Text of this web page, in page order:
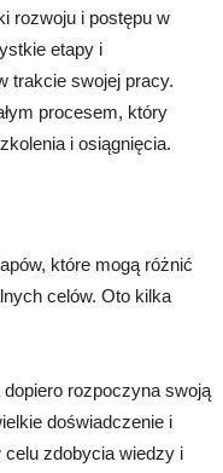
rozwoju i postępu w
etapy i
trakcie swojej pracy.
procesem, który
i osiągnięcia.
które mogą różnić
celów. Oto kilka
rozpoczyna swoją
doświadczenie i
zdobycia wiedzy i